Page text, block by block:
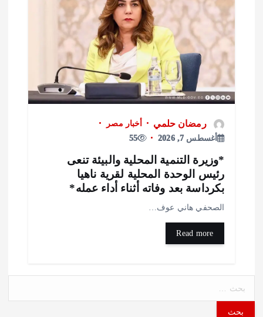
رمضان حلمي
أخبار مصر
أغسطس 7, 2026
55
التنمية المحلية والبيئة تنعى
الوحدة المحلية لقرية ناهيا
بعد وفاته أثناء أداء عمله*
هاني عوف…